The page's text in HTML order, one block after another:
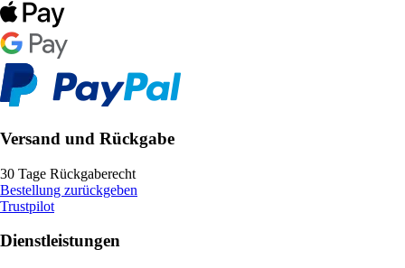
Versand und Rückgabe
30 Tage Rückgaberecht
Bestellung zurückgeben
Trustpilot
Dienstleistungen